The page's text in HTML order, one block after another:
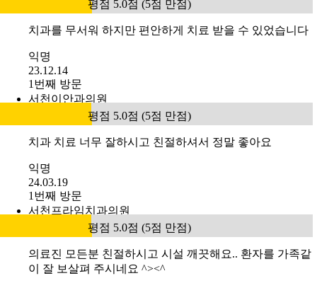
평점 5.0점 (5점 만점)
치과를 무서워 하지만 편안하게 치료 받을 수 있었습니다
익명
23.12.14
1번째 방문
서천이안과의원
평점 5.0점 (5점 만점)
치과 치료 너무 잘하시고 친절하셔서 정말 좋아요
익명
24.03.19
1번째 방문
서천프라임치과의원
평점 5.0점 (5점 만점)
의료진 모든분 친절하시고 시설 깨끗해요.. 환자를 가족같
이 잘 보살펴 주시네요 ^><^